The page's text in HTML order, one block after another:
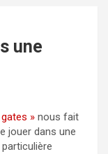
une
» nous fait
jouer dans une